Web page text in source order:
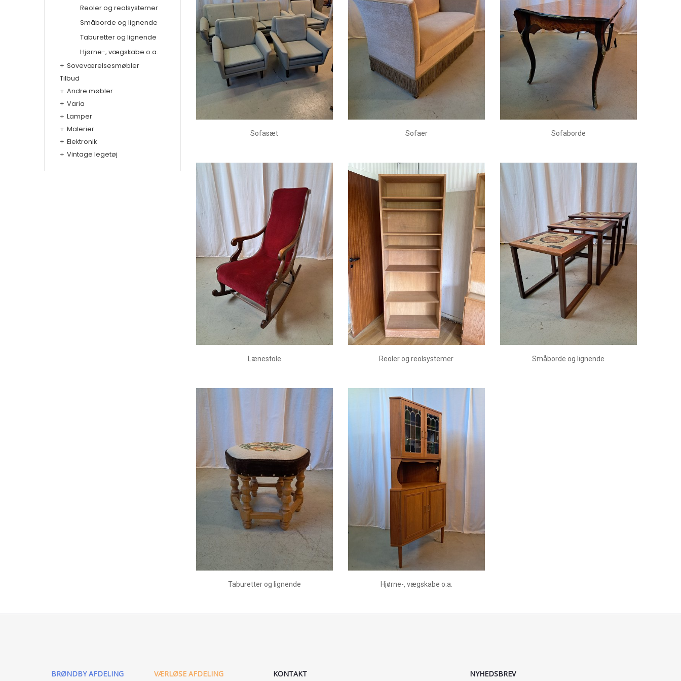
Sofasæt Sofaer Sofaborde
Lænestole Reoler og reolsystemer Småborde og lignende
Taburetter og lignende Hjørne-, vægskabe o.a.
Reoler og reolsystemer
Småborde og lignende
Taburetter og lignende
Hjørne-, vægskabe o.a.
+ Soveværelsesmøbler
Tilbud
+ Andre møbler
+ Varia
+ Lamper
+ Malerier
+ Elektronik
+ Vintage legetøj
BRØNDBY AFDELING VÆRLØSE AFDELING KONTAKT NYHEDSBREV